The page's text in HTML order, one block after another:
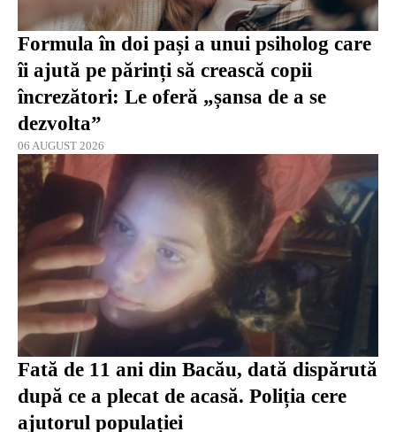
Formula în doi pași a unui psiholog care
îi ajută pe părinți să crească copii
încrezători: Le oferă „șansa de a se
dezvolta”
06 AUGUST 2026
Fată de 11 ani din Bacău, dată dispărută
după ce a plecat de acasă. Poliția cere
ajutorul populației